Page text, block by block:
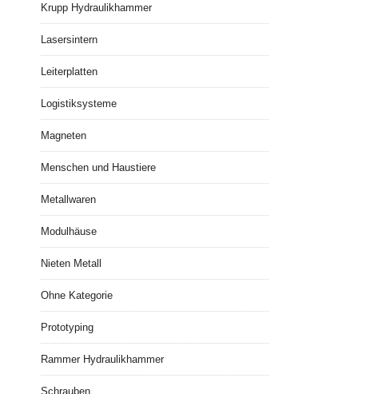
Krupp Hydraulikhammer
Lasersintern
Leiterplatten
Logistiksysteme
Magneten
Menschen und Haustiere
Metallwaren
Modulhäuse
Nieten Metall
Ohne Kategorie
Prototyping
Rammer Hydraulikhammer
Schrauben